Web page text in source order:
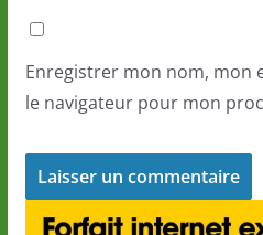
Enregistrer mon nom, mon
le navigateur pour mon